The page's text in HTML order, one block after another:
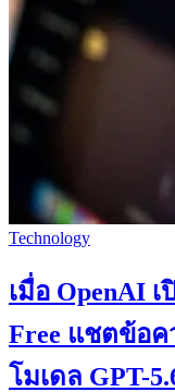
Technology
เมื่อ OpenAI
Free แชตข้อ
โมเดล GPT-